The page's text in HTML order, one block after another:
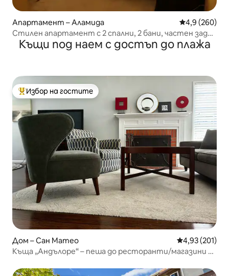
Апартамент – Аламида Средна
4,9 (260)
Стилен апартамент с 2 спални, 2 бани, частен заден
двор
Къщи под наем с достъп до плажа
Най-популярен избор на гостите
Избор на гостите
Дом – Сан Матео Средна
4,93 (201)
Къща „Андълоре“ – пеша до ресторанти/магазини в